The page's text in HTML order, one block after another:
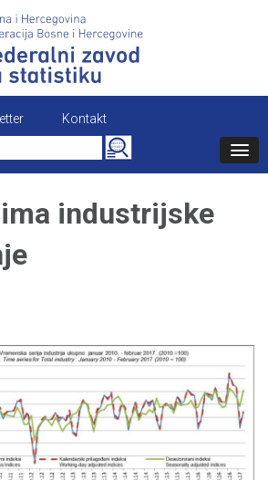
Kontakt
Search
for:
industrijske